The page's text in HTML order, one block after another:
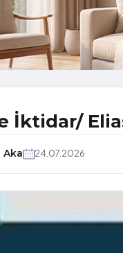
İktidar/
Aka 24.07.2026